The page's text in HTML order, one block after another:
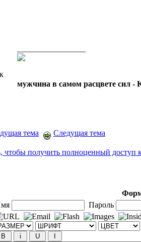
мужчина в самом расцвете сил -
тема Следущая тема
чтобы получить полноценный доступ
Пароль